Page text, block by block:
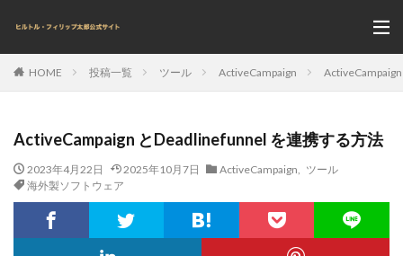
HOME 投稿一覧 ツール ActiveCampaign
ActiveCampaign とDeadlinefunnel を連携する方法
2023年4月22日 2025年10月7日 ActiveCampaign
ツール
海外製ソフトウェア